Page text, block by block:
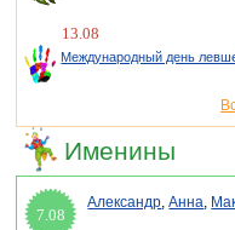
13.08
Международный день
Именины
7.08
Александр,Анна,